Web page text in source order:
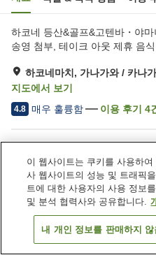
하코네 등산&골프&고텐바・야
송영 첨부, 테이크 아웃 제휴 음
하코네마치, 가나가와 / 카나
지도에서 보기
4.8 매우 훌륭함 이용 후기 4
Wi-Fi
공용 전자레인지
객실
이 웹사이트는 쿠키를 사용하
사 웹사이트의 성능 및 트래픽
트에 대한 사용자의 사용 정보
및 분석 협력사와 공유합니다.
내 개인 정보를 판매하지 않